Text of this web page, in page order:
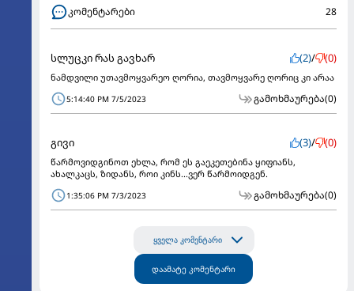
კომენტარები 28
სლუცკი რას გავხარ (2)/ (0)
ნამდვილი უთავმოყვარეო ღორია, თავმოყვარე ღორიც კი არაა
5:14:40 PM 7/5/2023 გამოხმაურება(0)
გივი (3)/ (0)
წარმოვიდგინოთ ეხლა, რომ ეს გაეკეთებინა ყიფიანს,
ახალკაცს, ზიდანს, როი კინს...ვერ წარმოიდგენ.
1:35:06 PM 7/3/2023 გამოხმაურება(0)
ყველა კომენტარი
დაამატე კომენტარი